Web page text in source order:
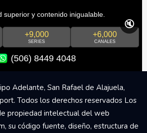
superior y contenido inigualable.
+9,000
SERIES
+6,000
CANALES
(506) 8449 4048
🔇
Adelante, San Rafael de Alajuela,
Todos los derechos reservados Los
propiedad intelectual del web
su código fuente, diseño, estructura de